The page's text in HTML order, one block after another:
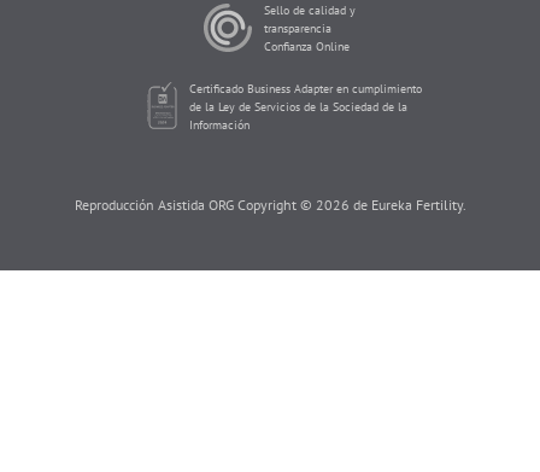
Sello de calidad y
transparencia
Confianza Online
Certificado Business Adapter en cumplimiento
de la Ley de Servicios de la Sociedad de la
Información
Reproducción Asistida ORG Copyright © 2026 de Eureka Fertility.